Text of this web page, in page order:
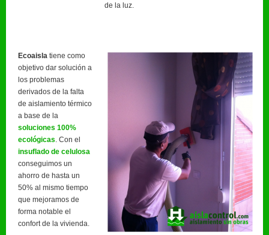
de la luz.
Ecoaisla tiene como
objetivo dar solución a
los problemas
derivados de la falta
de aislamiento térmico
a base de la
soluciones 100%
ecológicas . Con el
insuflado de celulosa
conseguimos un
ahorro de hasta un
50% al mismo tiempo
que mejoramos de
forma notable el
confort de la vivienda.